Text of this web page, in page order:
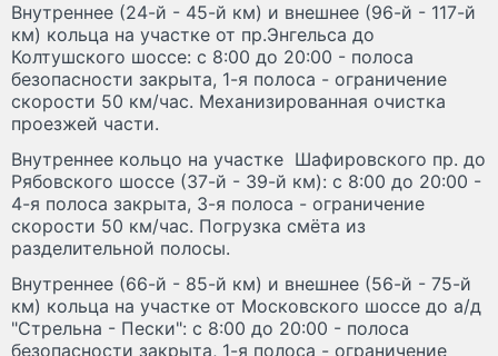
Внутреннее (24-й - 45-й км) и внешнее (96-й - 117-й
км) кольца на участке от пр.Энгельса до
Колтушского шоссе: с 8:00 до 20:00 - полоса
безопасности закрыта, 1-я полоса - ограничение
скорости 50 км/час. Механизированная очистка
проезжей части.
Внутреннее кольцо на участке Шафировского пр. до
Рябовского шоссе (37-й - 39-й км): с 8:00 до 20:00 -
4-я полоса закрыта, 3-я полоса - ограничение
скорости 50 км/час. Погрузка смёта из
разделительной полосы.
Внутреннее (66-й - 85-й км) и внешнее (56-й - 75-й
км) кольца на участке от Московского шоссе до а/д
"Стрельна - Пески": с 8:00 до 20:00 - полоса
безопасности закрыта, 1-я полоса - ограничение